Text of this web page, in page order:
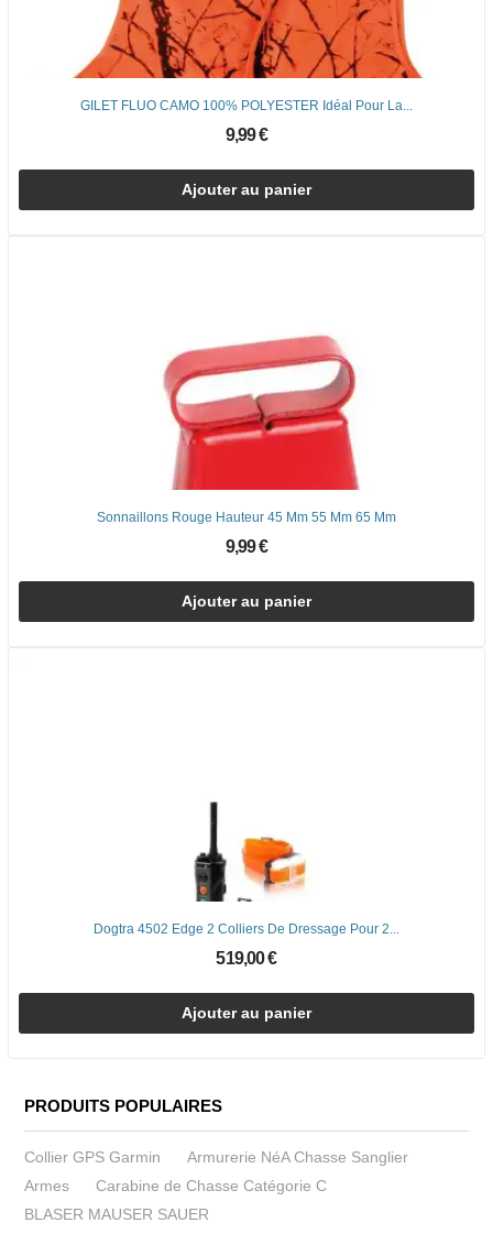
GILET FLUO CAMO 100% POLYESTER Idéal Pour La...
9,99 €
Ajouter au panier
Sonnaillons Rouge Hauteur 45 Mm 55 Mm 65 Mm
9,99 €
Ajouter au panier
Dogtra 4502 Edge 2 Colliers De Dressage Pour 2...
519,00 €
Ajouter au panier
PRODUITS POPULAIRES
Collier GPS Garmin
Armurerie NéA Chasse Sanglier
Armes
Carabine de Chasse Catégorie C
BLASER MAUSER SAUER